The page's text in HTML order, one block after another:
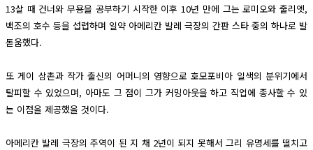
13살 때 건너와 무용을 공부하기 시작한 이후 10년 만에 그는 로미오와 줄리엣,
백조의 호수 등을 섭렵하며 일약 아메리칸 발레 극장의 간판 스타 중의 하나로 발
돋움했다.
또 게이 삼촌과 작가 출신의 어머니의 영향으로 호모포비아 일색의 분위기에서
탈피할 수 있었으며, 아마도 그 점이 그가 커밍아웃을 하고 직업에 종사할 수 있
는 이점을 제공했을 것이다.
아메리칸 발레 극장의 주역이 된 지 채 2년이 되지 못해서 그리 유명세를 떨치고